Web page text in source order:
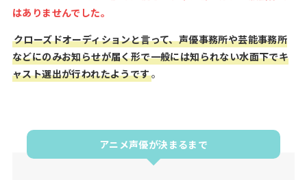
はありませんでした。
クローズドオーディションと言って、声優事務所や芸能事務所
などにのみお知らせが届く形で一般には知られない水面下でキ
ャスト選出が行われたようです。
アニメ声優が決まるまで